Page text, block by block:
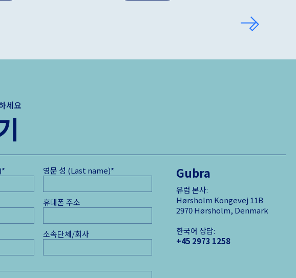
세요
* 영문 성 (Last name)*
휴대폰 주소
소속단체/회사
Gubra
유럽 본사:
Hørsholm Kongevej 11B
2970 Hørsholm, Denmark
한국어 상담:
+45 2973 1258